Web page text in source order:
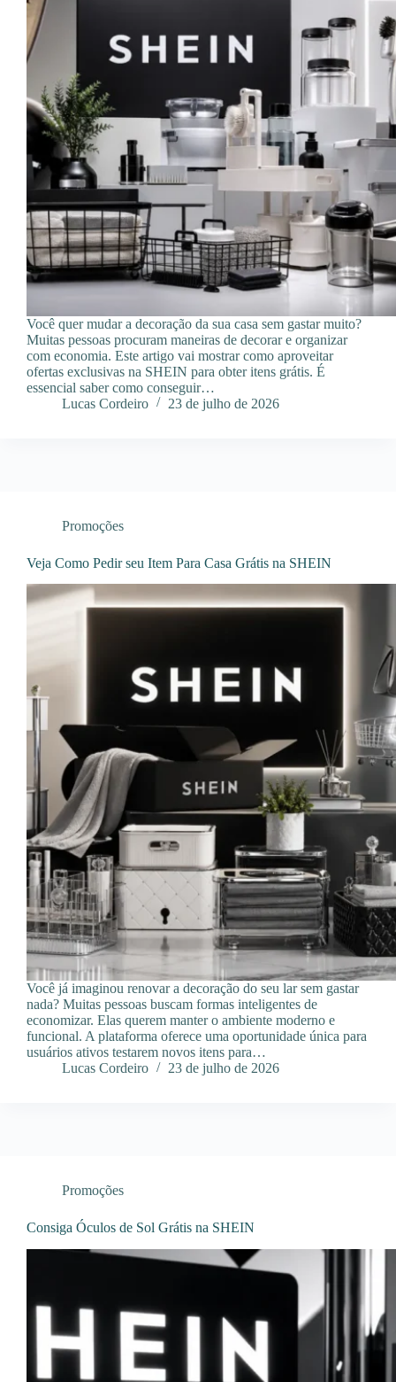
Você quer mudar a decoração da sua casa sem gastar muito?
Muitas pessoas procuram maneiras de decorar e organizar
com economia. Este artigo vai mostrar como aproveitar
ofertas exclusivas na SHEIN para obter itens grátis. É
essencial saber como conseguir…
Lucas Cordeiro
23 de julho de 2026
Promoções
Veja Como Pedir seu Item Para Casa Grátis na SHEIN
Você já imaginou renovar a decoração do seu lar sem gastar
nada? Muitas pessoas buscam formas inteligentes de
economizar. Elas querem manter o ambiente moderno e
funcional. A plataforma oferece uma oportunidade única para
usuários ativos testarem novos itens para…
Lucas Cordeiro
23 de julho de 2026
Promoções
Consiga Óculos de Sol Grátis na SHEIN